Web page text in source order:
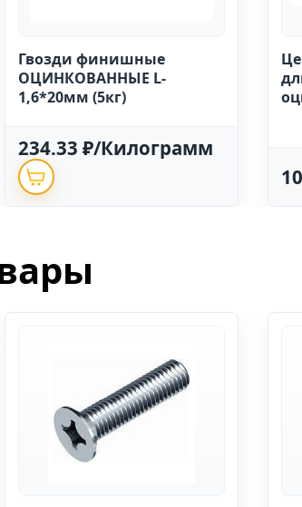
Гвозди финишные
ОЦИНКОВАННЫЕ L-
1,6*20мм (5кг)
234.33 ₽/Килограмм